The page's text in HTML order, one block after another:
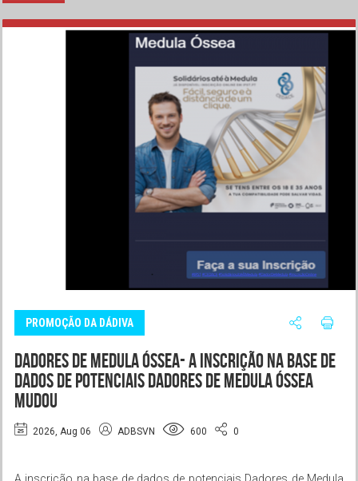
PROMOÇÃO DA DÁDIVA
Dadores de Medula Óssea- A inscrição na base de
dados de potenciais Dadores de Medula Óssea
mudou
2026, Aug 06 ADBSVN 600 0